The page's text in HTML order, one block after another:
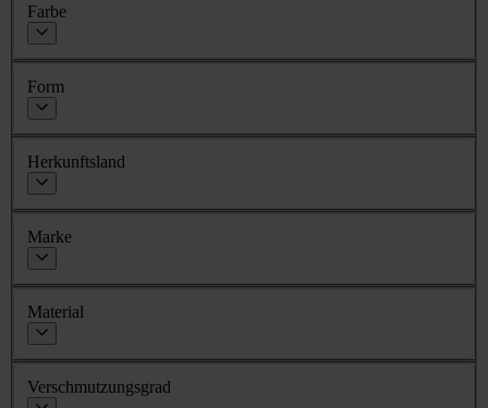
Farbe
Form
Herkunftsland
Marke
Material
Verschmutzungsgrad